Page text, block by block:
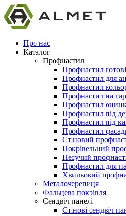
Про нас
Каталог
Профнастил
Профнастил
Профнастил для
Профнастил
Профнастил на
Профнастил
Профнастил під
Профнастил під
Профнастил
Стіновий
Покрівельний
Несучий
Профнастил для
Хвильовий
Металочерепиця
Фальцева покрівля
Сендвіч панелі
Стінові сендвіч